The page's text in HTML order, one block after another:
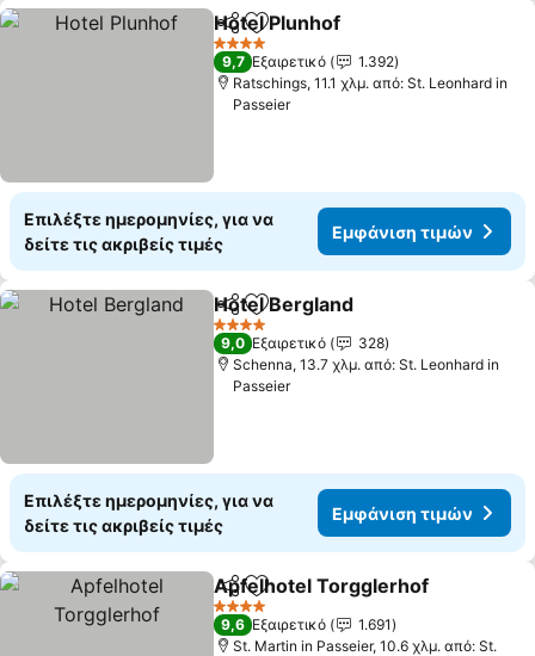
Κοινοποίηση
Προσθήκη στα αγαπημένα
Hotel Plunhof
4 Αστέρια
9,7 Εξαιρετικό
1.392
Ratschings, 11.1 χλμ. από: St. Leonhard in
Passeier
Επιλέξτε ημερομηνίες, για να
δείτε τις ακριβείς τιμές
Εμφάνιση τιμών
Κοινοποίηση
Προσθήκη στα αγαπημένα
Hotel Bergland
4 Αστέρια
9,0 Εξαιρετικό
328
Schenna, 13.7 χλμ. από: St. Leonhard in
Passeier
Επιλέξτε ημερομηνίες, για να
δείτε τις ακριβείς τιμές
Εμφάνιση τιμών
Κοινοποίηση
Προσθήκη στα αγαπημένα
Apfelhotel Torgglerhof
4 Αστέρια
9,6 Εξαιρετικό
1.691
St. Martin in Passeier, 10.6 χλμ. από: St.